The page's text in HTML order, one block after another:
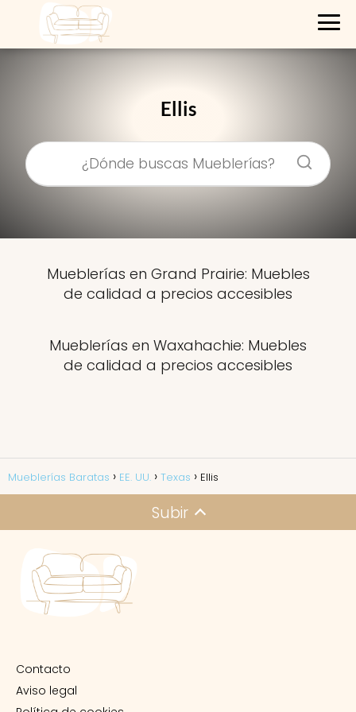
Ellis
Mueblerías en Grand Prairie: Muebles
de calidad a precios accesibles
Mueblerías en Waxahachie: Muebles
de calidad a precios accesibles
Mueblerías Baratas EE. UU. Texas Ellis
Subir
Contacto
Aviso legal